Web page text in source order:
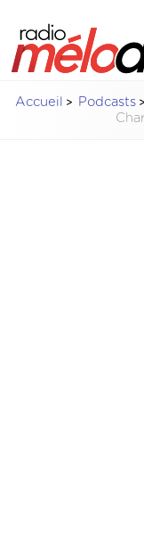
Accueil Podcasts